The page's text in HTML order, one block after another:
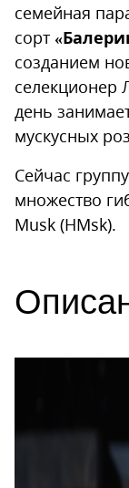
семейная
сорт
созданием
селекционер
день
мускусных
Сейчас
множество
Musk (HMsk).